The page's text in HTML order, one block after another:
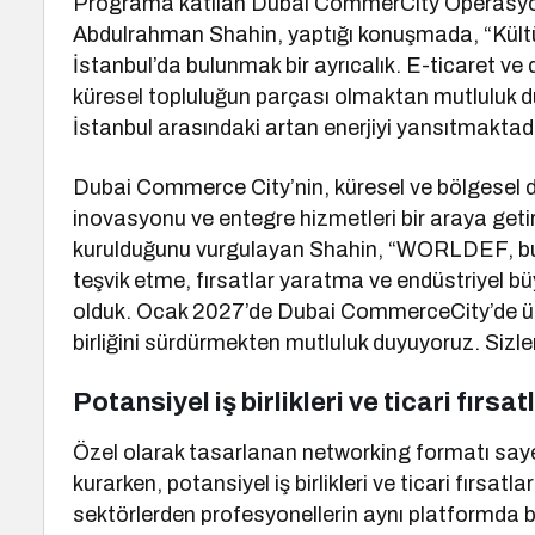
Abdulrahman Shahin, yaptığı konuşmada,
İstanbul’da bulunmak bir ayrıcalık. E-ticaret
küresel topluluğun parçası olmaktan mutluluk
İstanbul arasındaki artan enerjiyi
Dubai Commerce City’nin, küresel ve bölgesel
inovasyonu ve entegre hizmetleri bir araya
kurulduğunu vurgulayan Shahin, “WORLDEF,
teşvik etme, fırsatlar yaratma ve endüstriyel
olduk. Ocak 2027’de Dubai
birliğini sürdürmekten mutluluk duyuyoruz.
Potansiyel iş birlikleri ve ticari
Özel olarak tasarlanan networking formatı
kurarken, potansiyel iş birlikleri ve ticari
sektörlerden profesyonellerin aynı platformda